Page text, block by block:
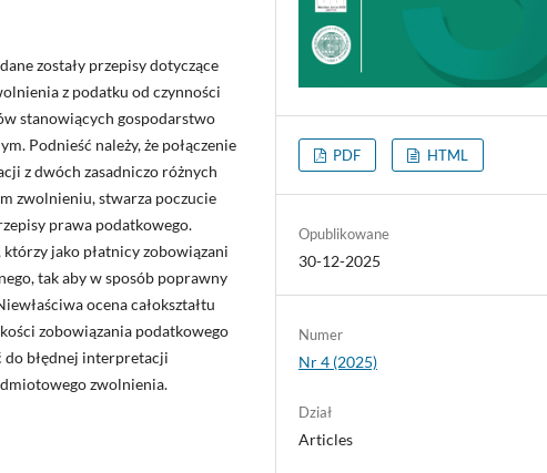
zostały przepisy dotyczące
z podatku od czynności
stanowiących gospodarstwo
Podnieść należy, że połączenie
z dwóch zasadniczo różnych
zwolnieniu, stwarza poczucie
prawa podatkowego.
jako płatnicy zobowiązani
tak aby w sposób poprawny
ocena całokształtu
zobowiązania podatkowego
błędnej interpretacji
zwolnienia.
PDF HTML
Opublikowane
30-12-2025
Numer
Nr 4 (2025)
Dział
Articles